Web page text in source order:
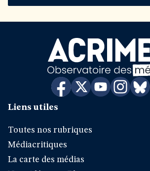
Liens utiles
Toutes nos rubriques
Médiacritiques
La carte des médias